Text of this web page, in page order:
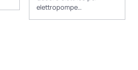
elettropompe